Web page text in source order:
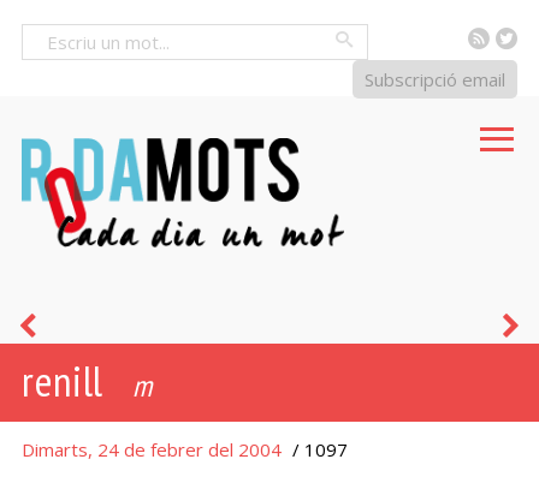
RSS
Subscripció email
renill m
Dimarts, 24 de febrer del 2004 / 1097
bramul